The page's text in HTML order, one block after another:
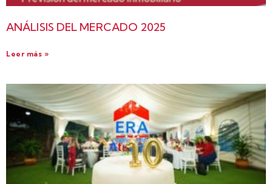
ANÁLISIS DEL MERCADO 2025
Leer más »